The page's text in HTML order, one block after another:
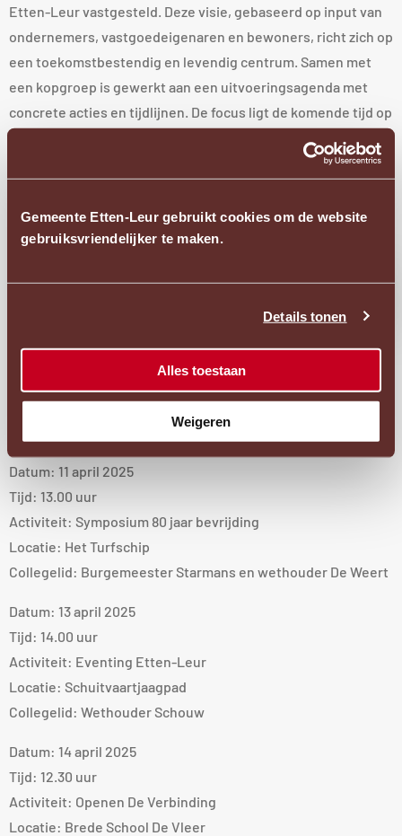
Gemeente Etten-Leur gebruikt cookies om de website
gebruiksvriendelijker te maken.
Details tonen
Alles toestaan
Weigeren
Etten-Leur vastgesteld. Deze visie, gebaseerd op input van
ondernemers, vastgoedeigenaren en bewoners, richt zich op
een toekomstbestendig en levendig centrum. Samen met
een kopgroep is gewerkt aan een uitvoeringsagenda met
concrete acties en tijdlijnen. De focus ligt de komende tijd op
De besluiten op deze openbare besluitenlijst zijn compact
ontleend. De volledige besluiten zijn bepalend.
Tijd: 10.00 uur
Locatie: Mon Plaisir 40
Collegelid: Burgemeester Starmans en wethouder Schouw
Datum: 11 april 2025
Tijd: 13.00 uur
Activiteit: Symposium 80 jaar bevrijding
Locatie: Het Turfschip
Collegelid: Burgemeester Starmans en wethouder De Weert
Datum: 13 april 2025
Tijd: 14.00 uur
Activiteit: Eventing Etten-Leur
Locatie: Schuitvaartjaagpad
Collegelid: Wethouder Schouw
Datum: 14 april 2025
Tijd: 12.30 uur
Activiteit: Openen De Verbinding
Locatie: Brede School De Vleer